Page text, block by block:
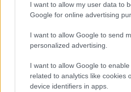
I want to allow my user data to
Google for online advertising
I want to allow Google to send
personalized advertising.
I want to allow Google to
related to analytics like cookies
device identifiers in apps.
Dizionario dei Sogni – R
Dizionario dei Sogni – T
Dizionario dei Sogni – U
Dizionario dei Sogni – V